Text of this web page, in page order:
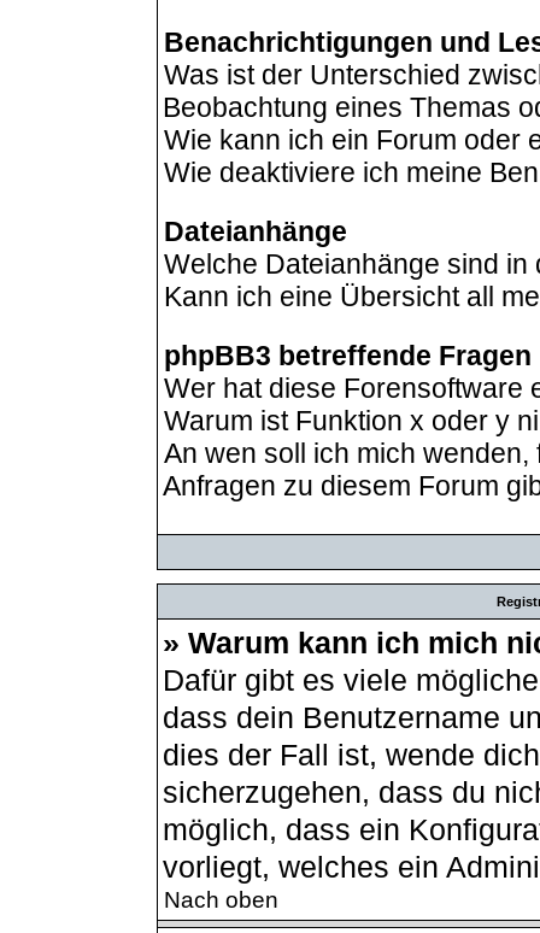
Benachrichtigungen und
Was ist der Unterschied
Beobachtung eines Themas
Wie kann ich ein Forum oder
Wie deaktiviere ich meine
Dateianhänge
Welche Dateianhänge sind
Kann ich eine Übersicht all
phpBB3 betreffende Fragen
Wer hat diese Forensoftware
Warum ist Funktion x oder y
An wen soll ich mich
Anfragen zu diesem Forum
» Warum kann ich mich
Dafür gibt es viele
dass dein Benutzername
dies der Fall ist, wende
sicherzugehen, dass du
möglich, dass ein
vorliegt, welches ein
Nach oben